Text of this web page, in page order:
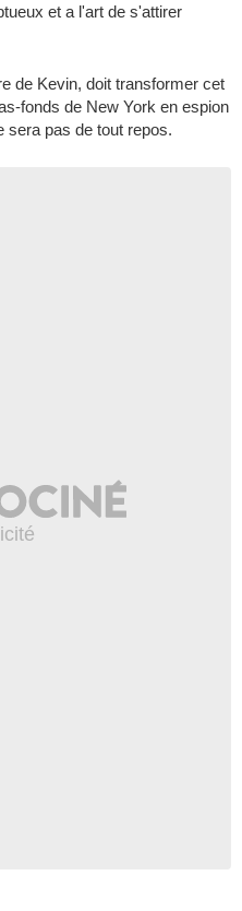
et a l'art de s'attirer
de Kevin, doit transformer cet
fonds de New York en espion
sera pas de tout repos.